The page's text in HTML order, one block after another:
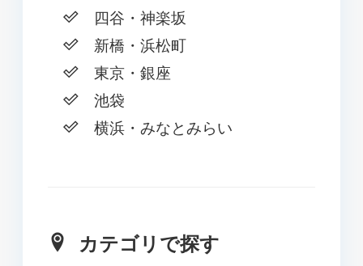
四谷・神楽坂
新橋・浜松町
東京・銀座
池袋
横浜・みなとみらい
カテゴリで探す